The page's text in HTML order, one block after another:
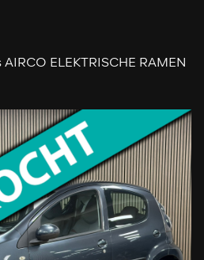
AIRCO ELEKTRISCHE RAMEN